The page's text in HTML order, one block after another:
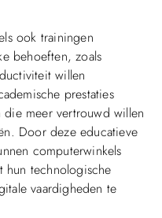
ook trainingen
behoeften, zoals
willen
prestaties
meer vertrouwd willen
Door deze educatieve
computerwinkels
hun technologische
vaardigheden te